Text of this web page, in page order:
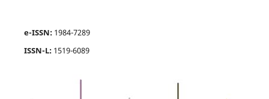
e-ISSN: 1984-7289
ISSN-L: 1519-6089